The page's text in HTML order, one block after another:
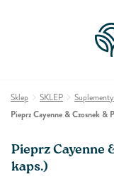
Sklep SKLEP
Pieprz Cayenne & Czosnek &
Pieprz Cayenne
kaps.)